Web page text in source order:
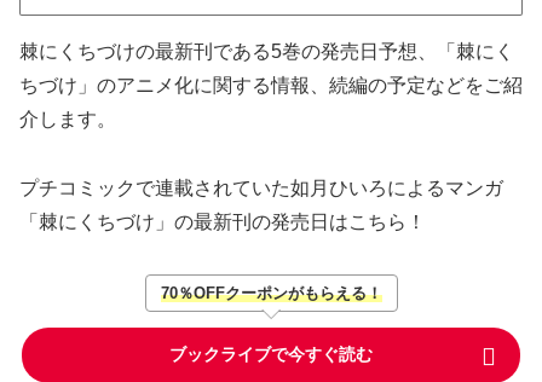
棘にくちづけの最新刊である5巻の発売日予想、「棘にく
ちづけ」のアニメ化に関する情報、続編の予定などをご紹
介します。
プチコミックで連載されていた如月ひいろによるマンガ
「棘にくちづけ」の最新刊の発売日はこちら！
70％OFFクーポンがもらえる！
ブックライブで今すぐ読む